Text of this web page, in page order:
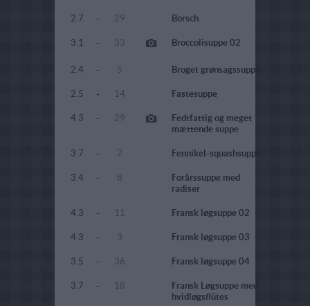
2.7 - 29 Borsch
3.1 - 33 Broccolisuppe 02
2.4 - 5 Broget grønsagssuppe
2.5 - 14 Fastesuppe
4.3 - 29
Fedtfattig og meget
mættende suppe
3.7 - 7 Fennikel-squashsuppe
3.4 - 8
Forårssuppe med
radiser
4.3 - 11 Fransk løgsuppe 02
4.3 - 3 Fransk løgsuppe 03
3.5 - 36 Fransk løgsuppe 04
3.7 - 18
Fransk Løgsuppe med
hvidløgsflûtes